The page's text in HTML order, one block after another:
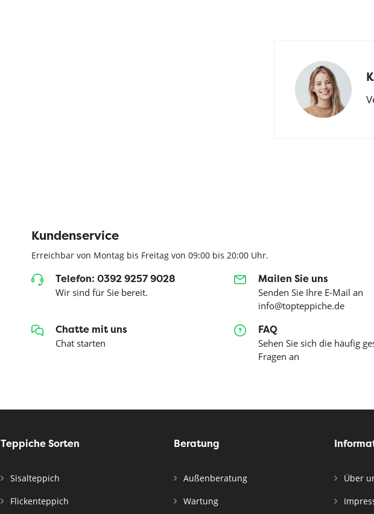
Kundenservice
Erreichbar von Montag bis Freitag von 09:00 bis 20:00 Uhr.
Telefon: 0392 9257 9028
Wir sind für Sie bereit.
Mailen Sie uns
Senden Sie Ihre E-Mail an
info@topteppiche.de
Chatte mit uns
Chat starten
FAQ
Sehen Sie sich die häufig
Fragen an
Teppiche Sorten
Sisalteppich
Flickenteppich
Beratung
Außenberatung
Wartung
Über